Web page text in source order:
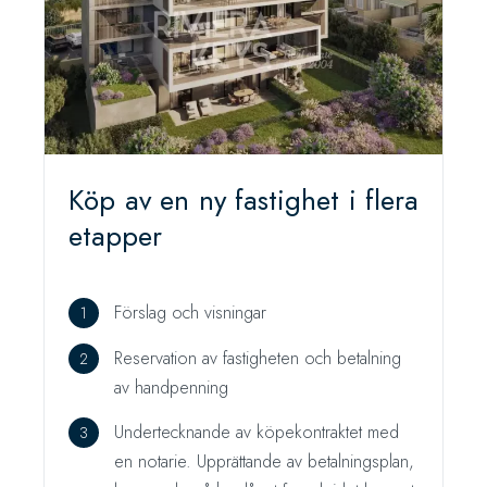
Köp av en ny fastighet i flera
etapper
Förslag och visningar
Reservation av fastigheten och betalning
av handpenning
Undertecknande av köpekontraktet med
en notarie. Upprättande av betalningsplan,